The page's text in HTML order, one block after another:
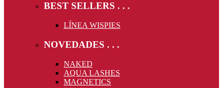
BEST SELLERS
LÍNEA WISPIES
NOVEDADES
NAKED
AQUA LASHES
MAGNETICS